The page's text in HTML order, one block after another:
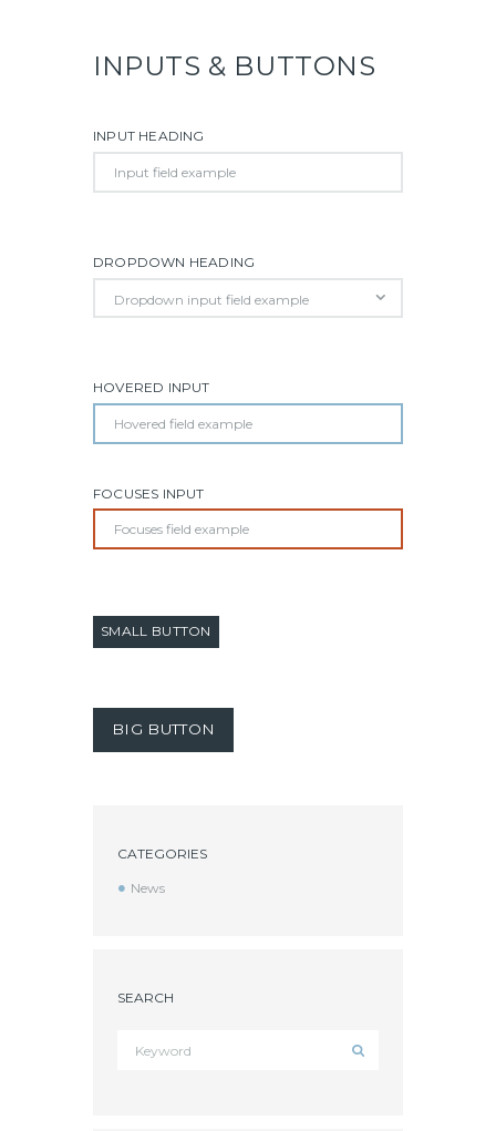
INPUTS & BUTTONS
INPUT HEADING
DROPDOWN HEADING
HOVERED INPUT
FOCUSES INPUT
SMALL BUTTON
BIG BUTTON
CATEGORIES
News
SEARCH